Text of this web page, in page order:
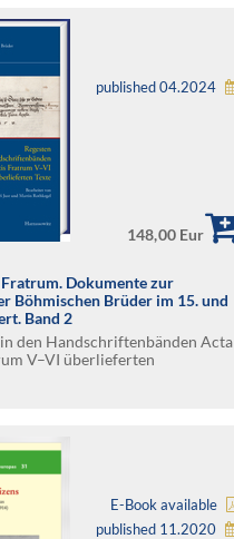
published 04.2024
148,00 Eur
Dokumente zur
Böhmischen Brüder im 15. und
Band 2
in den Handschriftenbänden Acta
V–VI überlieferten
E-Book available
published 11.2020